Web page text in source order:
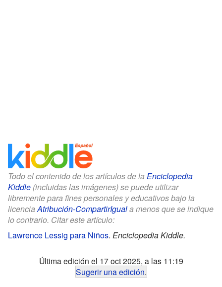
Todo el contenido de los artículos de la Enciclopedia
Kiddle (incluidas las imágenes) se puede utilizar
libremente para fines personales y educativos bajo la
licencia Atribución-CompartirIguala menos que se indique
lo contrario. Citar este artículo:
Lawrence Lessig para Niños. Enciclopedia Kiddle.
Última edición el 17 oct 2025, a las 11:19
Sugerir una edición.